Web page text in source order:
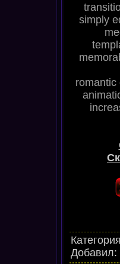
simply
romantic
Добавил: